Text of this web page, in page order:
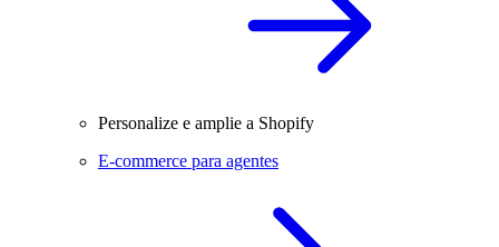
Personalize e amplie a Shopify
E-commerce para agentes